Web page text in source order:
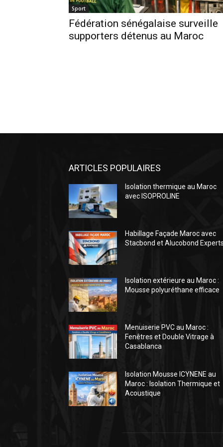
Sport
Fédération sénégalaise surveille
supporters détenus au Maroc
ARTICLES POPULAIRES
Isolation thermique au Maroc
avec ISOPROLINE
Habillage Façade Maroc avec
Stacbond et Alucobond
Isolation extérieure au Maroc :
Mousse polyuréthane efficace
Menuiserie PVC au Maroc :
Fenêtres et Double Vitrage à
Casablanca
Isolation Mousse ICYNENE au
Maroc : Isolation Thermique et
Acoustique